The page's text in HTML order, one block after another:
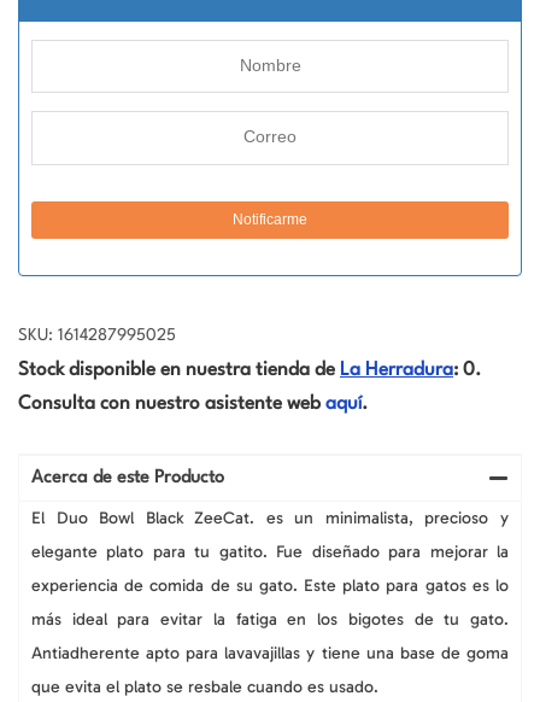
SKU: 1614287995025
Stock disponible en nuestra tienda de La Herradura: 0.
Consulta con nuestro asistente web aquí.
Acerca de este Producto
El Duo Bowl Black ZeeCat. es un minimalista, precioso y
elegante plato para tu gatito. Fue diseñado para mejorar la
experiencia de comida de su gato. Este plato para gatos es lo
más ideal para evitar la fatiga en los bigotes de tu gato.
Antiadherente apto para lavavajillas y tiene una base de goma
que evita el plato se resbale cuando es usado.